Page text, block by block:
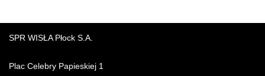
SPR WISŁA Płock S.A.
Plac Celebry Papieskiej 1